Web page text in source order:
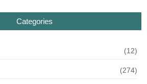
Categories
(12)
(274)